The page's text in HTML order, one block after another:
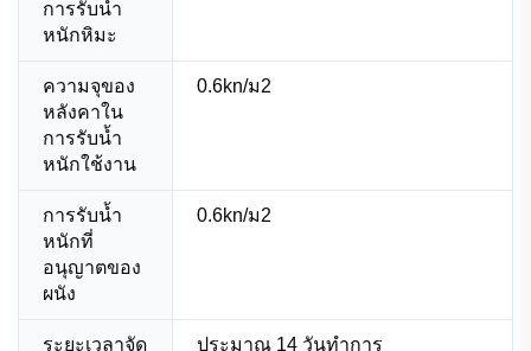
การรับน้ำ
หนักหิมะ
ความจุของ
หลังคาใน
การรับน้ำ
หนักใช้งาน
0.6kn/ม2
การรับน้ำ
หนักที่
อนุญาตของ
ผนัง
0.6kn/ม2
ระยะเวลาจัด ประมาณ 14 วันทำการ